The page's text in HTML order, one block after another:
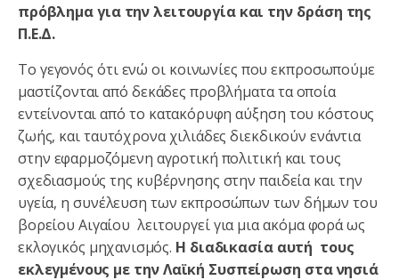
πρόβλημα για την λειτουργία και την δράση της
Π.Ε.Δ.
Το γεγονός ότι ενώ οι κοινωνίες που εκπροσωπούμε
μαστίζονται από δεκάδες προβλήματα τα οποία
εντείνονται από το κατακόρυφη αύξηση του κόστους
ζωής, και ταυτόχρονα χιλιάδες διεκδικούν ενάντια
στην εφαρμοζόμενη αγροτική πολιτική και τους
σχεδιασμούς της κυβέρνησης στην παιδεία και την
υγεία, η συνέλευση των εκπροσώπων των δήμων του
βορείου Αιγαίου λειτουργεί για μια ακόμα φορά ως
εκλογικός μηχανισμός. Η διαδικασία αυτή τους
εκλεγμένους με την Λαϊκή Συσπείρωση στα νησιά